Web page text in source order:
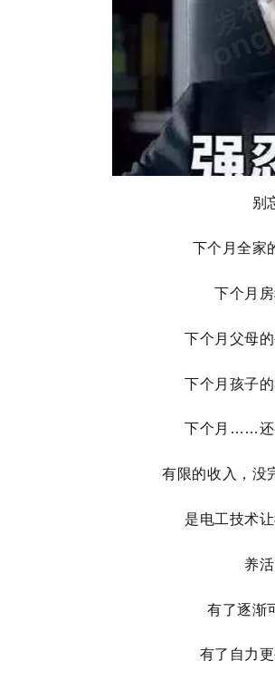
别
下个月全家
下个月
下个月父母
下个月孩子
下个月……
有限的收入，
是电工技术
养
有了逐渐
有了自力